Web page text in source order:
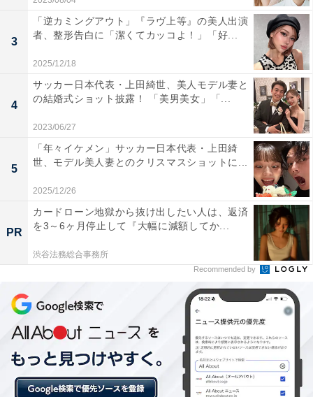
3
「逆カミングアウト」『ラヴ上等』の美人出演
者、整形告白に「潔くてカッコよ！」「好...
2025/12/18
4
サッカー日本代表・上田綺世、美人モデル妻と
の結婚式ショット披露！ 「美男美女」「...
2023/06/27
5
「年々イケメン」サッカー日本代表・上田綺
世、モデル美人妻とのクリスマスショットに...
2025/12/26
PR
カードローン地獄から抜け出したい人は、返済
を3～6ヶ月停止して『大幅に減額してか...
渋谷法務総合事務所
Recommended by